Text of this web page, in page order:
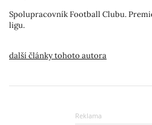
Spolupracovník Football Clubu.
ligu.
další články tohoto autora